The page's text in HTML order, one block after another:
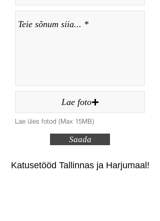
Lae foto
Lae üles fotod (Max 15MB)
Saada
Katusetööd Tallinnas ja Harjumaal!